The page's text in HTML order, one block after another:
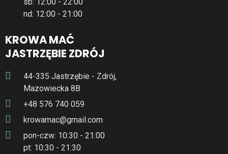
nd: 12:00 - 21:00
KROWA MAĆ
JASTRZĘBIE ZDRÓJ
44-335 Jastrzębie - Zdrój,
Mazowiecka 8B
+48 576 740 059
krowamac@gmail.com
pon-czw: 10:30 - 21:00
pt: 10:30 - 21:30